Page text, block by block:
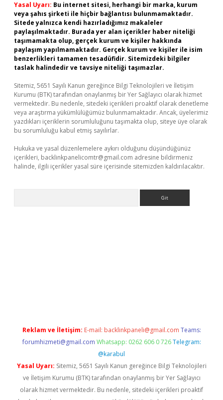
Yasal Uyarı: Bu internet sitesi, herhangi bir marka, kurum
veya şahıs şirketi ile hiçbir bağlantısı bulunmamaktadır.
Sitede yalnızca kendi hazırladığımız makaleler
paylaşılmaktadır. Burada yer alan içerikler haber niteliği
taşımamakta olup, gerçek kurum ve kişiler hakkında
paylaşım yapılmamaktadır. Gerçek kurum ve kişiler ile isim
benzerlikleri tamamen tesadüfidir. Sitemizdeki bilgiler
taslak halindedir ve tavsiye niteliği taşımazlar.
Sitemiz, 5651 Sayılı Kanun gereğince Bilgi Teknolojileri ve İletişim
Kurumu (BTK) tarafından onaylanmış bir Yer Sağlayıcı olarak hizmet
vermektedir. Bu nedenle, sitedeki içerikleri proaktif olarak denetleme
veya araştırma yükümlülüğümüz bulunmamaktadır. Ancak, üyelerimiz
yazdıkları içeriklerin sorumluluğunu taşımakta olup, siteye üye olarak
bu sorumluluğu kabul etmiş sayılırlar.
Hukuka ve yasal düzenlemelere aykırı olduğunu düşündüğünüz
içerikleri, backlinkpanelicomtr@gmail.com adresine bildirmeniz
halinde, ilgili içerikler yasal süre içerisinde sitemizden kaldırılacaktır.
Reklam ve İletişim: E-mail: backlinkpaneli@gmail.com Teams:
forumhizmeti@gmail.com Whatsapp: 0262 606 0 726 Telegram:
@karabul
Yasal Uyarı: Sitemiz, 5651 Sayılı Kanun gereğince Bilgi Teknolojileri
ve İletişim Kurumu (BTK) tarafından onaylanmış bir Yer Sağlayıcı
olarak hizmet vermektedir. Bu nedenle, sitedeki içerikleri proaktif